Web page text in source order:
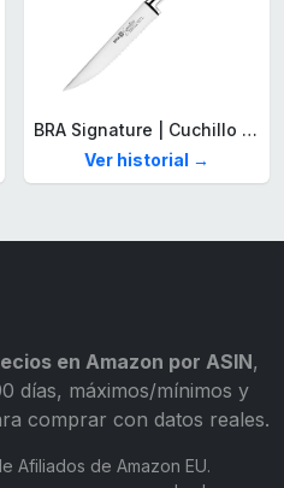
BRA Signature | Cuchillo tomatero 120 mm, Acero Inoxidable alemán forjado con Molibdeno Vanadio, Mango Remachado ABS, Diseño Ergonómico, Hoja 1,6 mm espesor
Ver historial →
en Amazon por ASIN,
días, máximos/mínimos y
comprar con datos reales.
Afiliados de Amazon EU.